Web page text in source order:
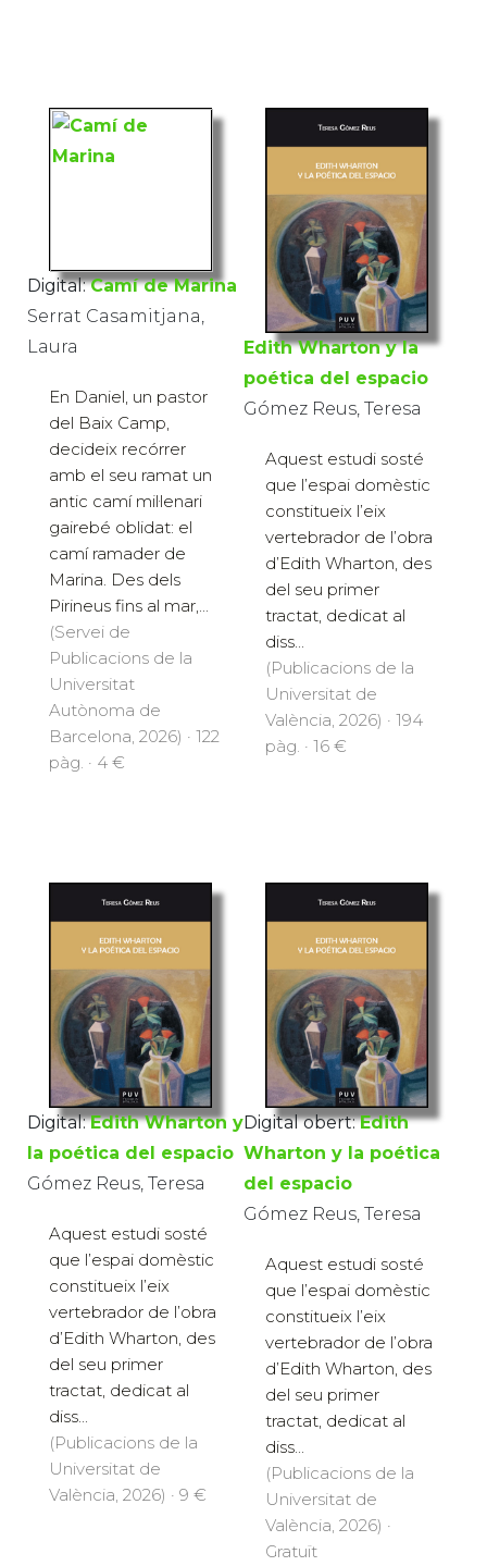
Digital: Camí de Marina
Serrat Casamitjana,
Laura
En Daniel, un pastor
del Baix Camp,
decideix recórrer
amb el seu ramat un
antic camí mil·lenari
gairebé oblidat: el
camí ramader de
Marina. Des dels
Pirineus fins al mar,...
(Servei de
Publicacions de la
Universitat
Autònoma de
Barcelona, 2026) · 122
pàg. · 4 €
Edith Wharton y la
poética del espacio
Gómez Reus, Teresa
Aquest estudi sosté
que l’espai domèstic
constitueix l’eix
vertebrador de l’obra
d’Edith Wharton, des
del seu primer
tractat, dedicat al
diss...
(Publicacions de la
Universitat de
València, 2026) · 194
pàg. · 16 €
Digital: Edith Wharton y
la poética del espacio
Gómez Reus, Teresa
Aquest estudi sosté
que l’espai domèstic
constitueix l’eix
vertebrador de l’obra
d’Edith Wharton, des
del seu primer
tractat, dedicat al
diss...
(Publicacions de la
Universitat de
València, 2026) · 9 €
Digital obert: Edith
Wharton y la poética
del espacio
Gómez Reus, Teresa
Aquest estudi sosté
que l’espai domèstic
constitueix l’eix
vertebrador de l’obra
d’Edith Wharton, des
del seu primer
tractat, dedicat al
diss...
(Publicacions de la
Universitat de
València, 2026) ·
Gratuït